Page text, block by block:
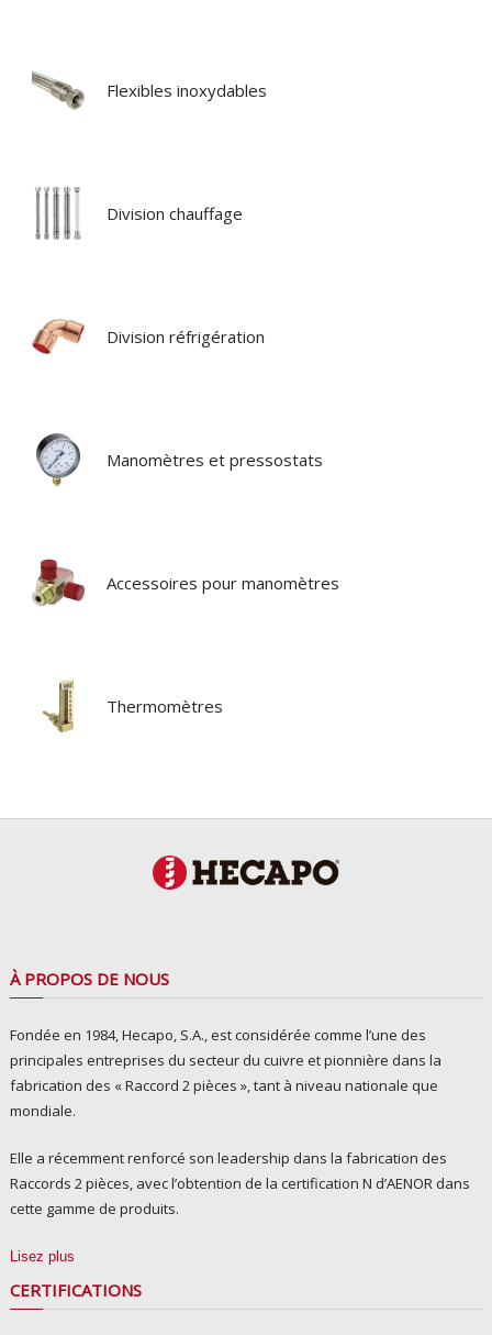
Flexibles inoxydables
Division chauffage
Division réfrigération
Manomètres et pressostats
Accessoires pour manomètres
Thermomètres
À PROPOS DE NOUS
Fondée en 1984, Hecapo, S.A., est considérée comme l’une des
principales entreprises du secteur du cuivre et pionnière dans la
fabrication des « Raccord 2 pièces », tant à niveau nationale que
mondiale.
Elle a récemment renforcé son leadership dans la fabrication des
Raccords 2 pièces, avec l’obtention de la certification N d’AENOR dans
cette gamme de produits.
Lisez plus
CERTIFICATIONS